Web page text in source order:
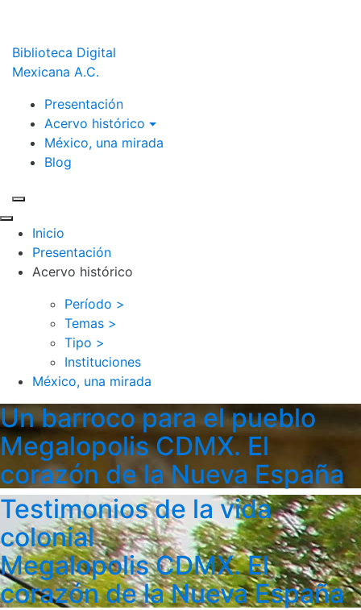
Biblioteca Digital
Mexicana A.C.
Presentación
Acervo histórico
México, una mirada
Blog
Inicio
Presentación
Acervo histórico
Período >
Temas >
Tipo >
Instituciones
México, una mirada
Un barroco para el pueblo
Megalopolis CDMX. El
corazón de la Nueva España
Testimonios de la vida
colonial
Megalopolis CDMX. El
corazón de la Nueva España